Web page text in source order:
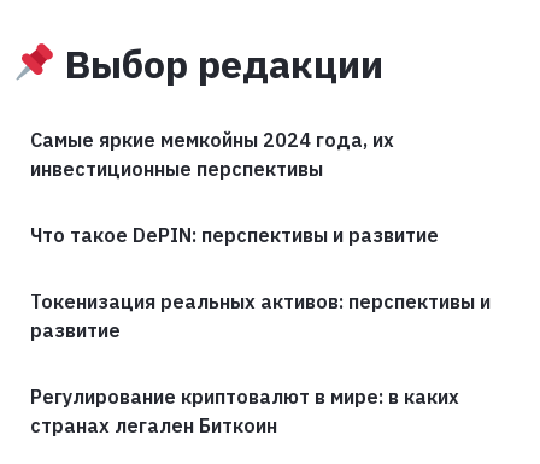
Выбор редакции
Самые яркие мемкойны 2024 года, их
инвестиционные перспективы
Что такое DePIN: перспективы и развитие
Токенизация реальных активов: перспективы и
развитие
Регулирование криптовалют в мире: в каких
странах легален Биткоин